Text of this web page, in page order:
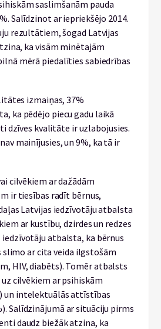
saslimšanām pauda
Salīdzinot ar iepriekšējo 2014.
rezultātiem, šogad Latvijas
ka visām minētajām
mērā piedalīties sabiedrības
izmaiņas, 37%
ka pēdējo piecu gadu laikā
dzīves kvalitāte ir uzlabojusies.
mainījusies, un 9%, ka tā ir
cilvēkiem ar dažādām
ir tiesības radīt bērnus,
Latvijas iedzīvotāju atbalsta
ar kustību, dzirdes un redzes
atbalsta, ka bērnus
slimo ar cita veida ilgstošām
HIV, diabēts). Tomēr atbalsts
cilvēkiem ar psihiskām
un intelektuālās attīstības
Salīdzinājumā ar situāciju pirms
daudz biežāk atzina, ka